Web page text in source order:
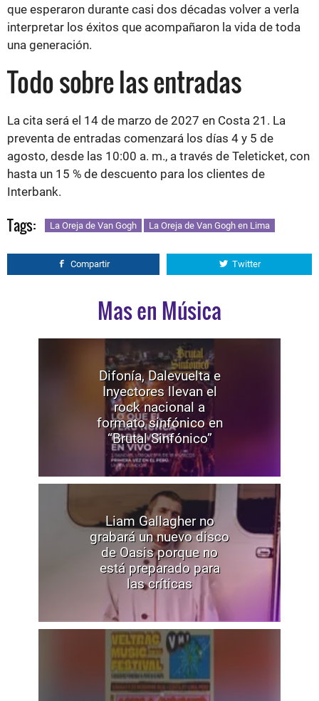
que esperaron durante casi dos décadas volver a verla
interpretar los éxitos que acompañaron la vida de toda
una generación.
Todo sobre las entradas
La cita será el 14 de marzo de 2027 en Costa 21. La
preventa de entradas comenzará los días 4 y 5 de
agosto, desde las 10:00 a. m., a través de Teleticket, con
hasta un 15 % de descuento para los clientes de
Interbank.
Tags: La Oreja de Van Gogh La Oreja de Van Gogh en Lima
Compartir Twitter
Mas en Música
Difonía, Dalevuelta e
Inyectores llevan el
rock nacional a
formato sinfónico en
“Brutal Sinfónico”
Liam Gallagher no
grabará un nuevo disco
de Oasis porque no
está preparado para
las críticas